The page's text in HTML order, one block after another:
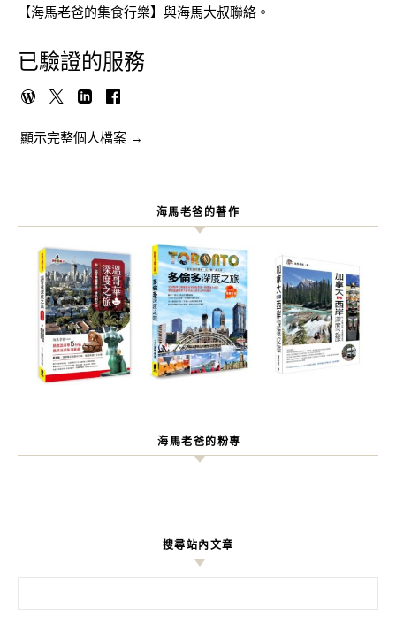
【海馬老爸的集食行樂】與海馬大叔聯絡。
已驗證的服務
顯示完整個人檔案 →
海馬老爸的著作
海馬老爸的粉專
搜尋站內文章